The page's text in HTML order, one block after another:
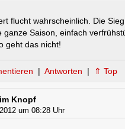
flucht wahrscheinlich. Die
ganze Saison, einfach
geht das nicht!
| Antworten | ⇑ Top
Knopf
um 08:28 Uhr